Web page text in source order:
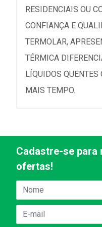
RESIDENCIAIS OU
CONFIANÇA E
TERMOLAR,
TÉRMICA
LÍQUIDOS QUENTES
MAIS TEMPO.
Cadastre-se para
ofertas!